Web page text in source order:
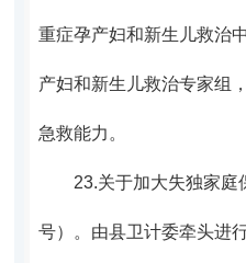
重症孕产妇和新生儿救治
产妇和新生儿救治专家组
急救能力 。
23.关于加大失独家庭
号）。 由县卫计委牵头进